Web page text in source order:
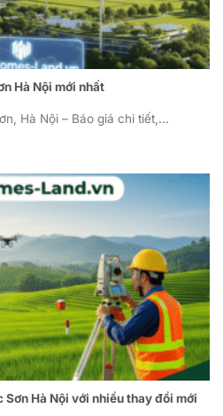
Hà Nội mới nhất
Hà Nội – Báo giá chi tiết,...
Hà Nội với nhiều thay đổi mới